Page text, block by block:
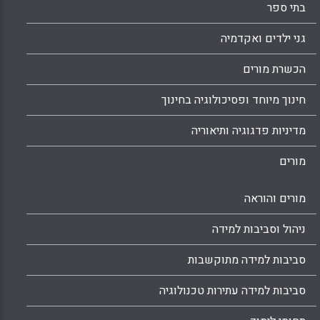
בתי ספר
גני ילדים ואקדמיה
הכשרת מורים
חינוך מיוחד ופסיכולוגיה בחינוך
מדיניות פדגוגיה ותיאוריה
מורים
מורים והוראה
ניהול וסביבות למידה
סביבות למידה מתוקשבות
סביבות למידה עתירות טכנולוגיה